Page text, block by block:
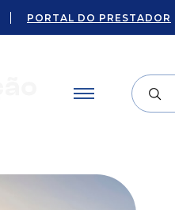
PORTAL DO PRESTADOR